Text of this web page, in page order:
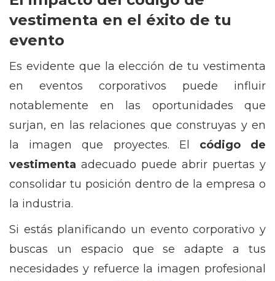
vestimenta en el éxito de tu
evento
Es evidente que la elección de tu vestimenta
en eventos corporativos puede influir
notablemente en las oportunidades que
surjan, en las relaciones que construyas y en
la imagen que proyectes. El código de
vestimenta adecuado puede abrir puertas y
consolidar tu posición dentro de la empresa o
la industria.
Si estás planificando un evento corporativo y
buscas un espacio que se adapte a tus
necesidades y refuerce la imagen profesional